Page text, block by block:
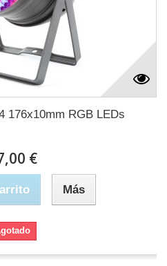
176x10mm RGB LEDs
€
Más